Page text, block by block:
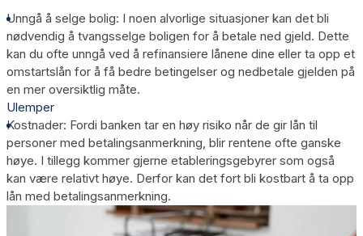
Unngå å selge bolig: I noen alvorlige situasjoner kan det bli
nødvendig å tvangsselge boligen for å betale ned gjeld. Dette
kan du ofte unngå ved å refinansiere lånene dine eller ta opp et
omstartslån for å få bedre betingelser og nedbetale gjelden på
en mer oversiktlig måte.
Ulemper
Kostnader: Fordi banken tar en høy risiko når de gir lån til
personer med betalingsanmerkning, blir rentene ofte ganske
høye. I tillegg kommer gjerne etableringsgebyrer som også
kan være relativt høye. Derfor kan det fort bli kostbart å ta opp
lån med betalingsanmerkning.